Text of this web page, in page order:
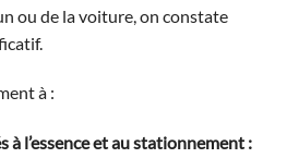
ou de la voiture, on constate
à :
à l’essence et au stationnement :